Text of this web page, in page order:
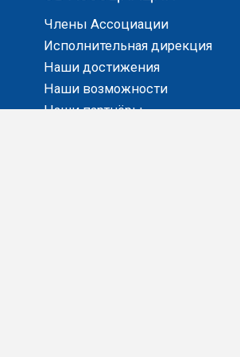
Члены Ассоциации
Исполнительная дирекция
Наши достижения
Наши возможности
Наши партнёры